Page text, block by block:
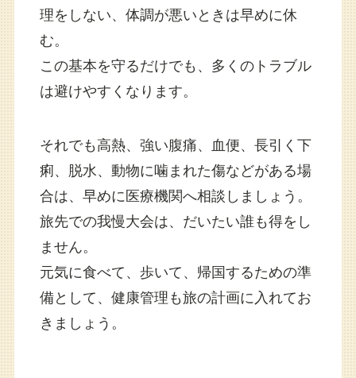
理をしない、体調が悪いときは早めに休
む。
この基本を守るだけでも、多くのトラブル
は避けやすくなります。
それでも高熱、強い腹痛、血便、長引く下
痢、脱水、動物に噛まれた傷などがある場
合は、早めに医療機関へ相談しましょう。
旅先での我慢大会は、だいたい誰も得をし
ません。
元気に食べて、歩いて、帰国するための準
備として、健康管理も旅の計画に入れてお
きましょう。